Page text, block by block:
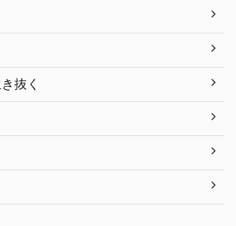
抜く